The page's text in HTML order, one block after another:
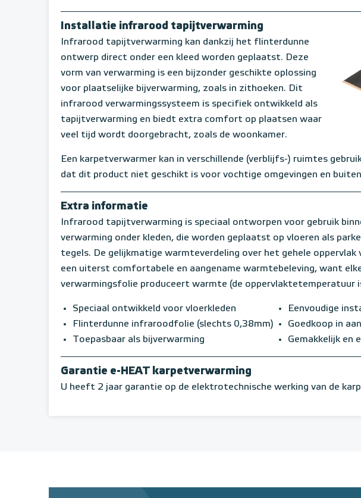
Installatie infrarood tapijtverwarming
Infrarood tapijtverwarming kan dankzij het flinterdunne
ontwerp direct onder een kleed worden geplaatst. Deze
vorm van verwarming is een bijzonder geschikte oplossing
voor plaatselijke bijverwarming, zoals in zithoeken. Dit
infrarood verwarmingssysteem is specifiek ontwikkeld als
tapijtverwarming en biedt extra comfort op plaatsen waar
veel tijd wordt doorgebracht, zoals de woonkamer.
Een karpetverwarmer kan in verschillende (verblijfs-) ruimtes
dat dit product niet geschikt is voor vochtige omgevingen en
Extra informatie
Infrarood tapijtverwarming is speciaal ontworpen voor gebruik
verwarming onder kleden, die worden geplaatst op vloeren als
tegels. De gelijkmatige warmteverdeling over het gehele
een uiterst comfortabele en aangename warmtebeleving, want
verwarmingsfolie produceert warmte (de oppervlaktetemperatuur
Speciaal ontwikkeld voor vloerkleden
Flinterdunne infraroodfolie (slechts 0,38mm)
Toepasbaar als bijverwarming
Eenvoudige
Goedkoop in
Gemakkelijk en
Garantie e-HEAT karpetverwarming
U heeft 2 jaar garantie op de elektrotechnische werking van de